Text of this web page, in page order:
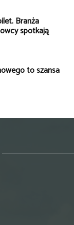
Branża
spotkają
to szansa